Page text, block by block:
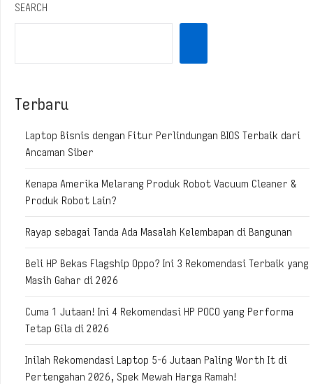
SEARCH
Terbaru
Laptop Bisnis dengan Fitur Perlindungan BIOS Terbaik dari
Ancaman Siber
Kenapa Amerika Melarang Produk Robot Vacuum Cleaner &
Produk Robot Lain?
Rayap sebagai Tanda Ada Masalah Kelembapan di Bangunan
Beli HP Bekas Flagship Oppo? Ini 3 Rekomendasi Terbaik yang
Masih Gahar di 2026
Cuma 1 Jutaan! Ini 4 Rekomendasi HP POCO yang Performa
Tetap Gila di 2026
Inilah Rekomendasi Laptop 5-6 Jutaan Paling Worth It di
Pertengahan 2026, Spek Mewah Harga Ramah!